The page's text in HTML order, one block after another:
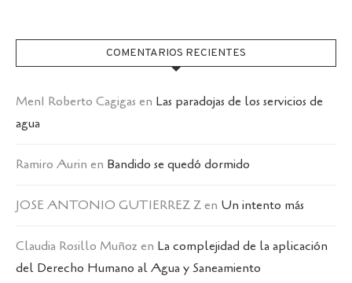
COMENTARIOS RECIENTES
MenI Roberto Cagigas en Las paradojas de los servicios de
agua
Ramiro Aurin en Bandido se quedó dormido
JOSE ANTONIO GUTIERREZ Zen Un intento más
Claudia Rosillo Muñoz en La complejidad de la aplicación
del Derecho Humano al Agua y Saneamiento